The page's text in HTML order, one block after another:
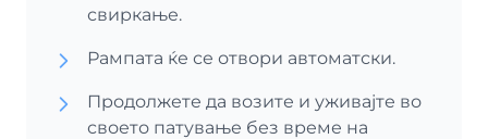
свиркање.
Рампата ќе се отвори автоматски.
Продолжете да возите и уживајте во
своето патување без време на